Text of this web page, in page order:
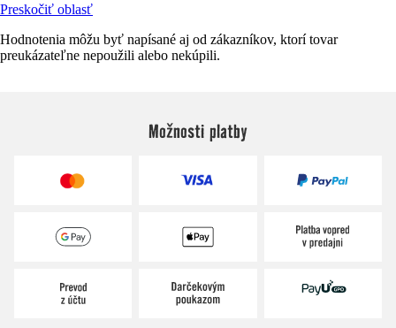
Preskočiť oblasť
Hodnotenia môžu byť napísané aj od zákazníkov, ktorí tovar
preukázateľne nepoužili alebo nekúpili.
Možnosti platby